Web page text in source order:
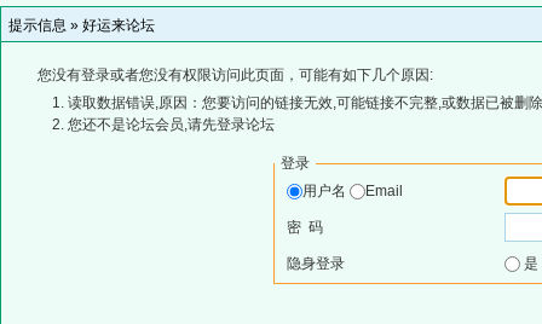
提示信息 » 好运来论坛
您没有登录或者您没有权限访问此页面，可能有如下几个原因:
读取数据错误,原因：您要访问的链接无效,可能链接不完整,或数据已被删
您还不是论坛会员,请先登录论坛
登录
用户名
Email
密 码
隐身登录